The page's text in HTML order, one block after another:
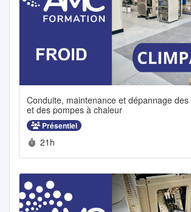
Conduite, maintenance et dépannage
et des pompes à chaleur
Présentiel
Durée :
21h